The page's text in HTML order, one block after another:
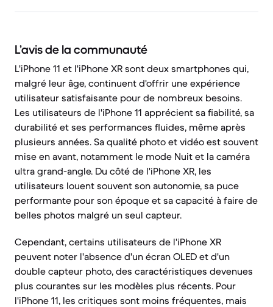
L’avis de la communauté
L'iPhone 11 et l'iPhone XR sont deux smartphones qui,
malgré leur âge, continuent d'offrir une expérience
utilisateur satisfaisante pour de nombreux besoins.
Les utilisateurs de l'iPhone 11 apprécient sa fiabilité, sa
durabilité et ses performances fluides, même après
plusieurs années. Sa qualité photo et vidéo est souvent
mise en avant, notamment le mode Nuit et la caméra
ultra grand-angle. Du côté de l'iPhone XR, les
utilisateurs louent souvent son autonomie, sa puce
performante pour son époque et sa capacité à faire de
belles photos malgré un seul capteur.
Cependant, certains utilisateurs de l'iPhone XR
peuvent noter l'absence d'un écran OLED et d'un
double capteur photo, des caractéristiques devenues
plus courantes sur les modèles plus récents. Pour
l'iPhone 11, les critiques sont moins fréquentes, mais